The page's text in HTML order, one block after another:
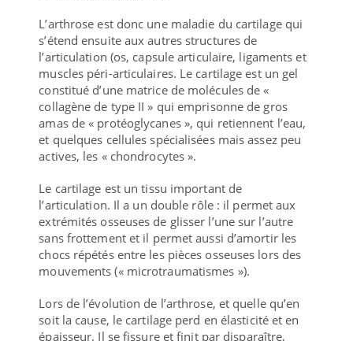
L’arthrose est donc une maladie du cartilage qui
s’étend ensuite aux autres structures de
l’articulation (os, capsule articulaire, ligaments et
muscles péri-articulaires. Le cartilage est un gel
constitué d’une matrice de molécules de «
collagène de type II » qui emprisonne de gros
amas de « protéoglycanes », qui retiennent l’eau,
et quelques cellules spécialisées mais assez peu
actives, les « chondrocytes ».
Le cartilage est un tissu important de
l’articulation. Il a un double rôle : il permet aux
extrémités osseuses de glisser l’une sur l’autre
sans frottement et il permet aussi d’amortir les
chocs répétés entre les pièces osseuses lors des
mouvements (« microtraumatismes »).
Lors de l’évolution de l’arthrose, et quelle qu’en
soit la cause, le cartilage perd en élasticité et en
épaisseur. Il se fissure et finit par disparaître,